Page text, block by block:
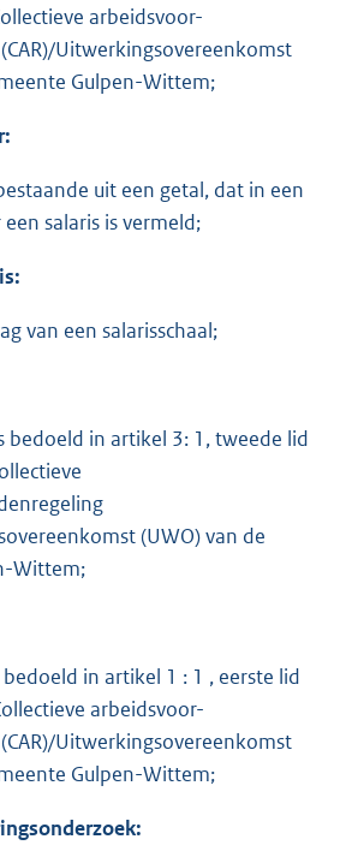
arbeidsvoor-
Uitwerkingsovereenkomst
Gulpen-Wittem;
uit een getal, dat in een
salaris is vermeld;
van een salarisschaal;
bedoeld in artikel 3: 1, tweede lid
(UWO) van de
Wittem;
in artikel 1 : 1 , eerste lid
arbeidsvoor-
Uitwerkingsovereenkomst
Gulpen-Wittem;